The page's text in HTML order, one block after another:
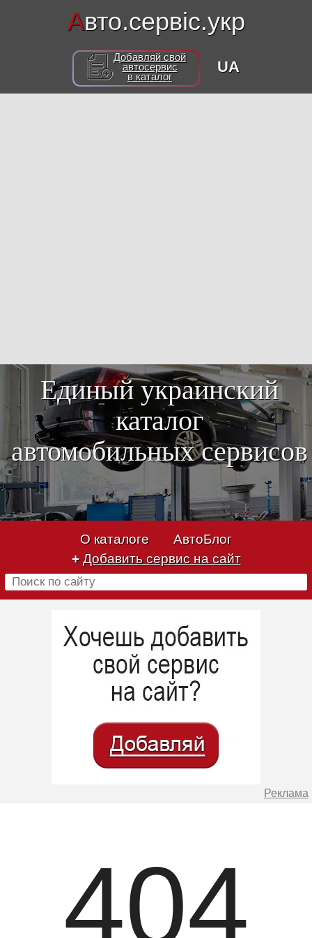
Авто.сервіс.укр
Добавляй свой
автосервис
в каталог
UA
Единый украинский
каталог
автомобильных сервисов
О каталоге
АвтоБлог
+ Добавить сервис на сайт
Реклама
404